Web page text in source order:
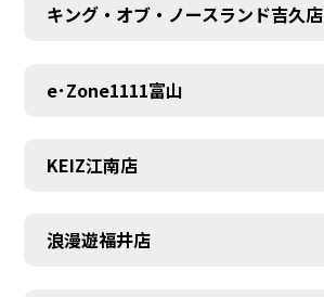
MEMBER
キング・オブ・ノースランド吉久店
e･Zone1111富山
KEIZ江南店
浪漫遊福井店